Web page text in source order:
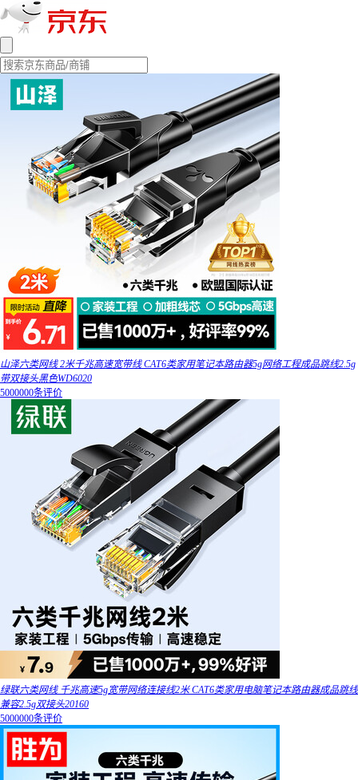
山泽六类网线 2米千兆高速宽带线 CAT6类家用笔记本路由器5g网络工程成品跳线2.5g
带双接头黑色WD6020
5000000条评价
绿联六类网线 千兆高速5g宽带网络连接线2米 CAT6类家用电脑笔记本路由器成品跳线
兼容2.5g双接头20160
5000000条评价